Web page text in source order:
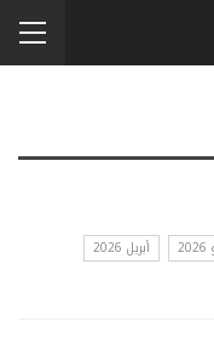
أبريل 2026